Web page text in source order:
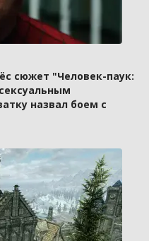
сюжет "Человек-паук:
назвал боем с